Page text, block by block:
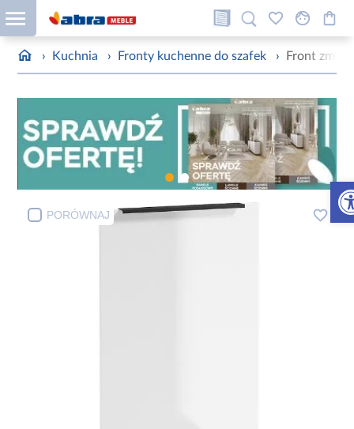
› Kuchnia › Fronty kuchenne do szafek › Front
PORÓWNAJ